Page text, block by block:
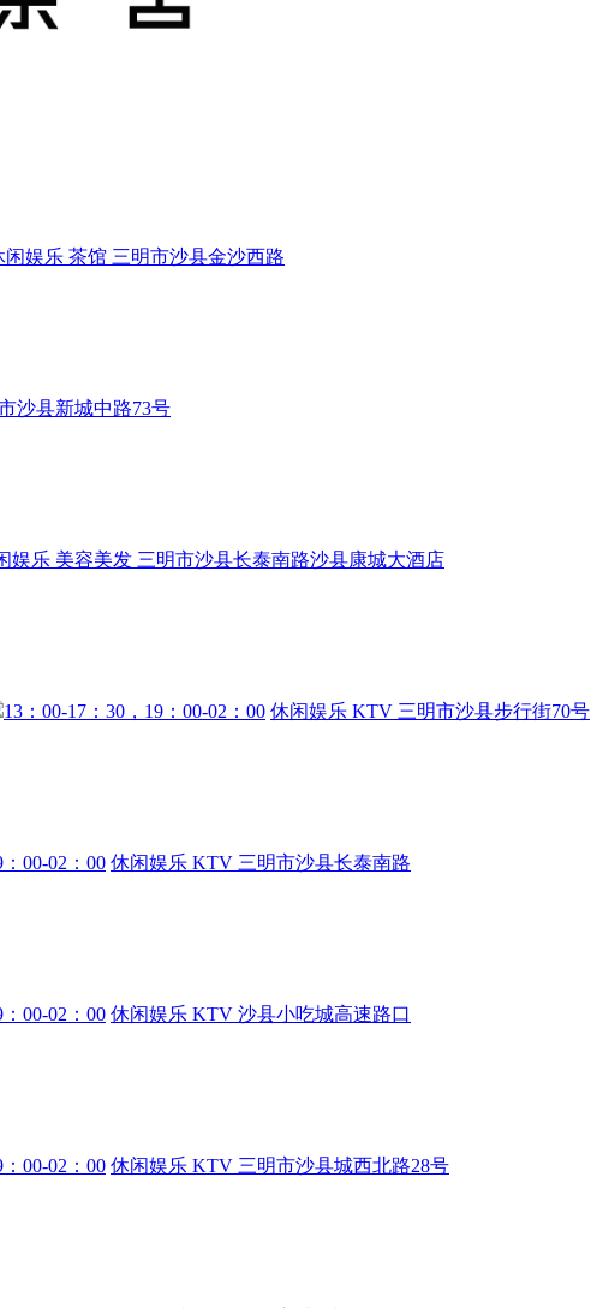
闲娱乐 茶馆 三明市沙县金沙西路
沙县新城中路73号
娱乐 美容美发 三明市沙县长泰南路沙县康城大酒店
13：00-17：30，19：00-02：00 休闲娱乐 KTV 三明市沙县步行街70号
：00-02：00 休闲娱乐 KTV 三明市沙县长泰南路
：00-02：00 休闲娱乐 KTV 沙县小吃城高速路口
：00-02：00 休闲娱乐 KTV 三明市沙县城西北路28号